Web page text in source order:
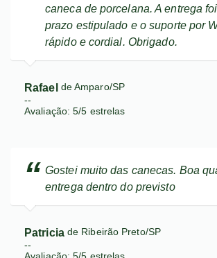
caneca de porcelana. A entrega
prazo estipulado e o suporte por
rápido e cordial. Obrigado.
Rafaelde Amparo/SP
--
Avaliação:5/5 estrelas
Gostei muito das canecas. Boa
entrega dentro do previsto
Patricia de Ribeirão Preto/SP
--
Avaliação:5/5 estrelas